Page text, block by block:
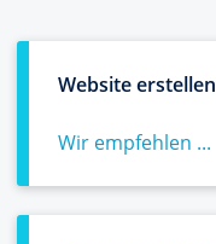
Website erstellen
Wir empfehlen ...